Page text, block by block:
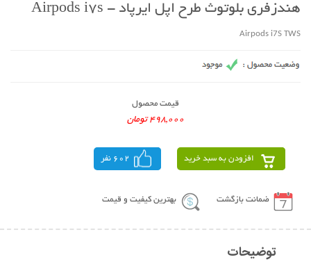
هندزفری بلوتوث طرح اپل ایرپاد - Airpods i7s
Airpods i7S TWS
قیمت محصول
498,000 تومان
افزودن به سبد خرید 602 نفر
ضمانت بازگشت بهترین کیفیت و قیمت
توضیحات